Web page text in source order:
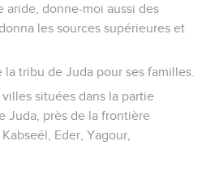
aride, donne-moi aussi des
les sources supérieures et
tribu de Juda pour ses familles.
situées dans la partie
Juda, près de la frontière
Eder, Yagour,